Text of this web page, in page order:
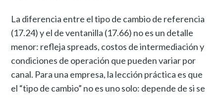
La diferencia entre el tipo de cambio de referencia
(17.24) y el de ventanilla (17.66) no es un detalle
menor: refleja spreads, costos de intermediación y
condiciones de operación que pueden variar por
canal. Para una empresa, la lección práctica es que
el “tipo de cambio” no es uno solo: depende de si se